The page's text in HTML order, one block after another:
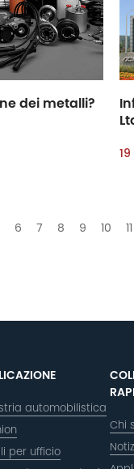
dei metalli?
6 7 8 9 10 11
automobilistica
per ufficio
Chi